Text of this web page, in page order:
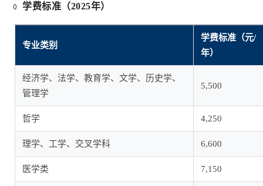
学费标准（2025年）
专业类别
学费标准（元/
年）
经济学、法学、教育学、文学、历史学、
管理学
5,500
哲学 4,250
理学、工学、交叉学科 6,600
医学类 7,150